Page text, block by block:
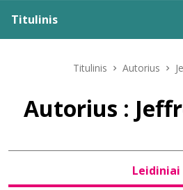
Titulinis
Leidiniai
Titulinis Autorius
Autorius :
Leidiniai